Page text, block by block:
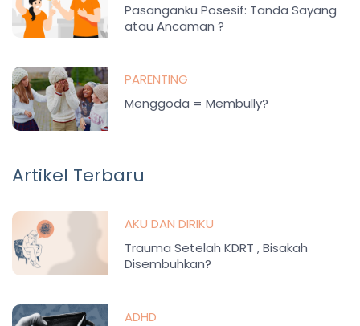
Pasanganku Posesif: Tanda Sayang
atau Ancaman ?
PARENTING
Menggoda = Membully?
Artikel Terbaru
AKU DAN DIRIKU
Trauma Setelah KDRT , Bisakah
Disembuhkan?
ADHD